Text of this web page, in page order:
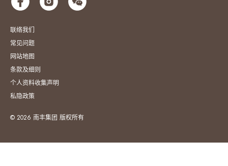
联络我们
常见问题
网站地图
条款及细则
个人资料收集声明
私隐政策
© 2026 南丰集团 版权所有